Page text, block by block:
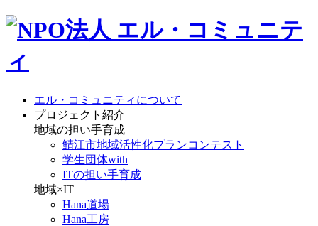
エル・コミュニティについて
プロジェクト紹介
地域の担い手育成
鯖江市地域活性化プランコンテスト
学生団体with
ITの担い手育成
地域×IT
Hana道場
Hana工房